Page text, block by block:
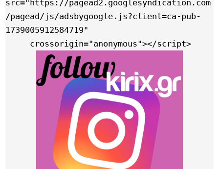
src="https://pagead2.googlesyndication.com
/pagead/js/adsbygoogle.js?client=ca-pub-
1739005912584719"
     crossorigin="anonymous"></script>